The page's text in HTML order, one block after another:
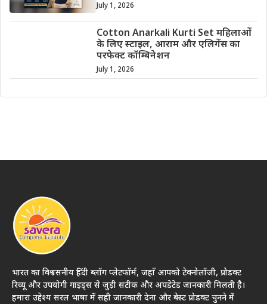
July 1, 2026
Cotton Anarkali Kurti Set महिलाओं
के लिए स्टाइल, आराम और एलिगेंस का
परफेक्ट कॉम्बिनेशन
July 1, 2026
भारत का विश्वसनीय हिंदी ब्लॉग प्लेटफॉर्म, जहाँ आपको टेक्नोलॉजी, प्रोडक्ट
रिव्यू और उपयोगी गाइड्स से जुड़ी सटीक और अपडेटेड जानकारी मिलती है।
हमारा उद्देश्य सरल भाषा में सही जानकारी देना और बेस्ट प्रोडक्ट चुनने में